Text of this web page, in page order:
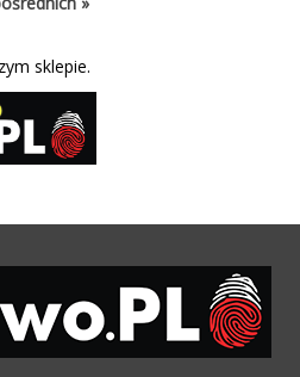
sklepie.